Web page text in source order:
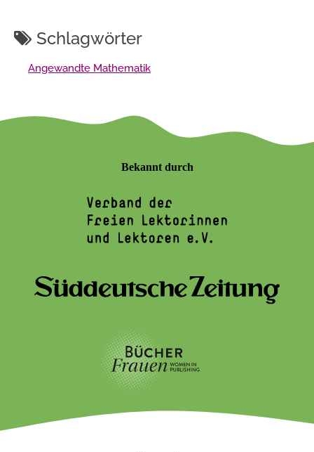
Schlagwörter
Angewandte Mathematik
Bekannt durch